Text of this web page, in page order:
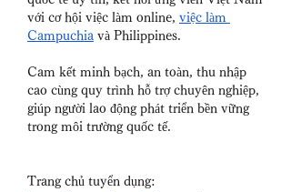
với cơ hội việc làm online, việc làm
Campuchia và Philippines.
Cam kết minh bạch, an toàn, thu nhập
cao cùng quy trình hỗ trợ chuyên nghiệp,
giúp người lao động phát triển bền vững
trong môi trường quốc tế.